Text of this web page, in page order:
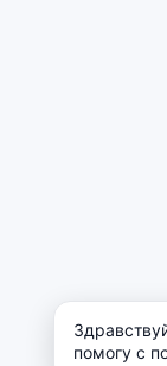
помогу с